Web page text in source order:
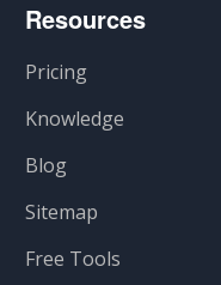
Resources
Pricing
Knowledge
Blog
Sitemap
Free Tools